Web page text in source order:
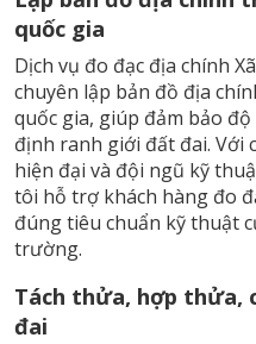
quốc gia
Dịch vụ đo đạc địa chính
chuyên lập bản đồ địa
quốc gia, giúp đảm bảo
định ranh giới đất đai. Với
hiện đại và đội ngũ kỹ
tôi hỗ trợ khách hàng đo
đúng tiêu chuẩn kỹ thuật
trường.
Tách thửa, hợp thửa,
đai